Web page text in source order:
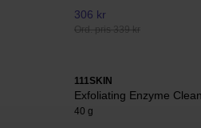
306 kr
Ord. pris 339 kr
111SKIN
Exfoliating Enzyme
40 g